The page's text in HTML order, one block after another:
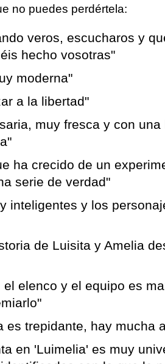
no puedes perdértela:
veros, escucharos y
hecho vosotras"
moderna"
a la libertad"
muy fresca y con una
ha crecido de un
serie de verdad"
inteligentes y los
de Luisita y Amelia
el elenco y el equipo es
es trepidante, hay mucha
en 'Luimelia' es muy